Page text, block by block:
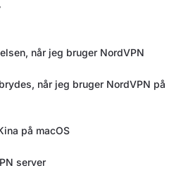
når jeg bruger NordVPN
når jeg bruger NordVPN på
på macOS
server